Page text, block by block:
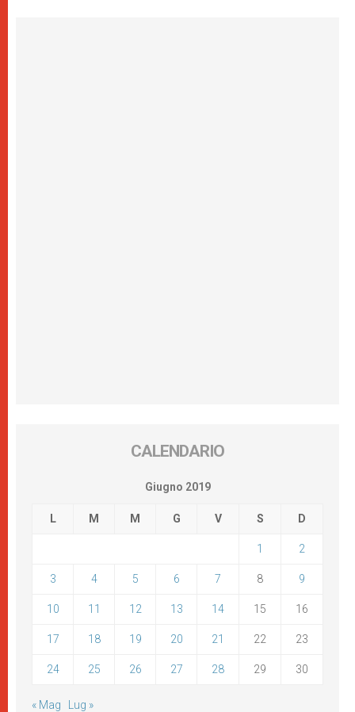
CALENDARIO
Giugno 2019
L M M G V S D
1 2
3 4 5 6 7 8 9
10 11 12 13 14 15 16
17 18 19 20 21 22 23
24 25 26 27 28 29 30
« Mag Lug »